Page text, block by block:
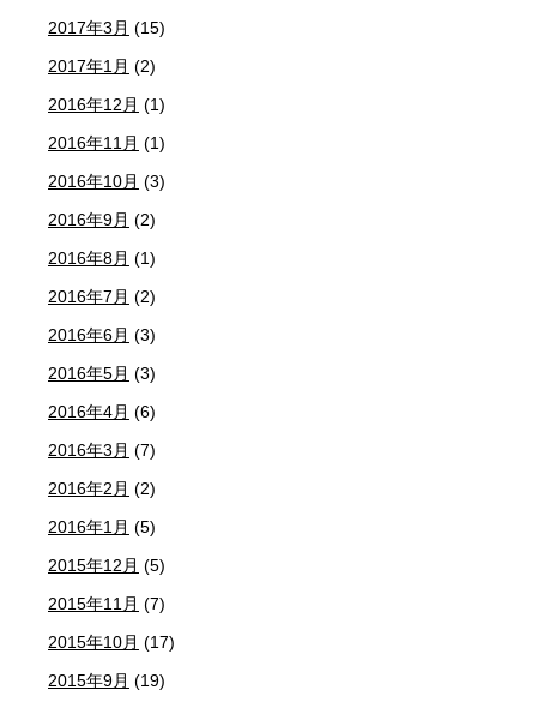
2017年3月 (15)
2017年1月 (2)
2016年12月 (1)
2016年11月 (1)
2016年10月 (3)
2016年9月 (2)
2016年8月 (1)
2016年7月 (2)
2016年6月 (3)
2016年5月 (3)
2016年4月 (6)
2016年3月 (7)
2016年2月 (2)
2016年1月 (5)
2015年12月 (5)
2015年11月 (7)
2015年10月 (17)
2015年9月 (19)